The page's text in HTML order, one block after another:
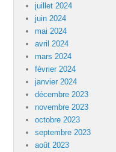
juillet 2024
juin 2024
mai 2024
avril 2024
mars 2024
février 2024
janvier 2024
décembre 2023
novembre 2023
octobre 2023
septembre 2023
août 2023